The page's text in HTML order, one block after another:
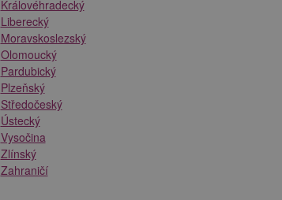
Královéhradecký
Liberecký
Moravskoslezský
Olomoucký
Pardubický
Plzeňský
Středočeský
Ústecký
Vysočina
Zlínský
Zahraničí